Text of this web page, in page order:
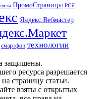
ПромоСтраницы РСЯ
Яндекс.Вебмастер
смартфон технологии
защищены.
ресурса разрешается
страницу статьи.
взяты с открытых